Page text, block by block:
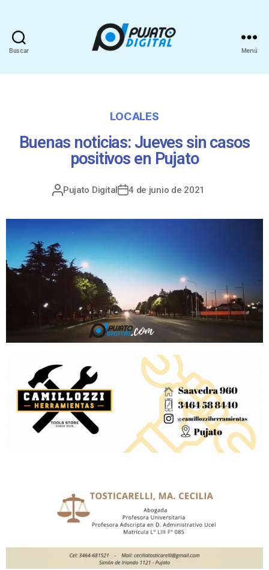
Buscar Menú
LOCALES
Buenas noticias: Jueves sin casos
positivos en Pujato
Pujato Digital 4 de junio de 2021